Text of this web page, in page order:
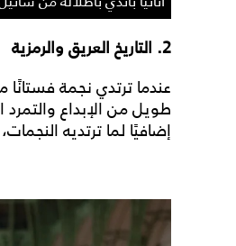
2. التاريخ العريق والرمزية
عندما ترتدي نجمة
طويل من الإبداع
إضافيًا لما ترتديه